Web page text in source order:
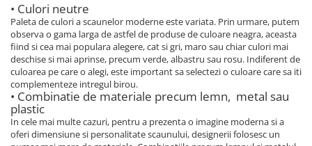
• Culori neutre
Paleta de culori a scaunelor moderne este variata. Prin urmare, putem
observa o gama larga de astfel de produse de culoare neagra, aceasta
fiind si cea mai populara alegere, cat si gri, maro sau chiar culori mai
deschise si mai aprinse, precum verde, albastru sau rosu. Indiferent de
culoarea pe care o alegi, este important sa selectezi o culoare care sa iti
complementeze intregul birou.
• Combinatie de materiale precum lemn, metal sau
plastic
In cele mai multe cazuri, pentru a prezenta o imagine moderna si a
oferi dimensiune si personalitate scaunului, designerii folosesc un